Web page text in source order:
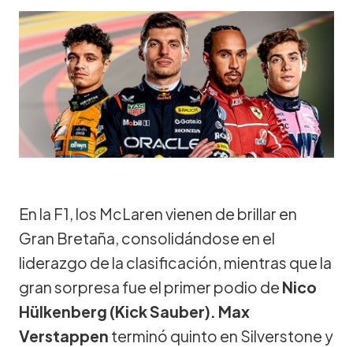
En la F1, los McLaren vienen de brillar en
Gran Bretaña, consolidándose en el
liderazgo de la clasificación, mientras que la
gran sorpresa fue el primer podio de Nico
Hülkenberg (Kick Sauber). Max
Verstappen terminó quinto en Silverstone y